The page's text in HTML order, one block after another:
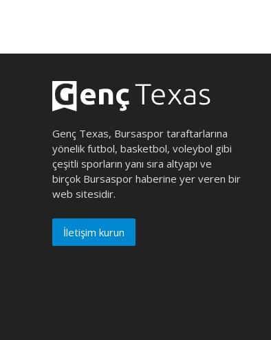
Genç Texas, Bursaspor taraftarlarına
yönelik futbol, basketbol, voleybol gibi
çeşitli sporların yanı sıra altyapı ve
birçok Bursaspor haberine yer veren bir
web sitesidir.
İletişim kurun